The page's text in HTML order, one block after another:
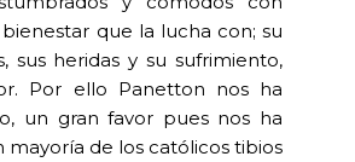
que la lucha con; su
sus heridas y su sufrimiento,
Por ello Panetton nos ha
un gran favor pues nos ha
mayoría de los católicos tibios